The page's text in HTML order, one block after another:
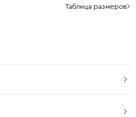
Таблица размеров